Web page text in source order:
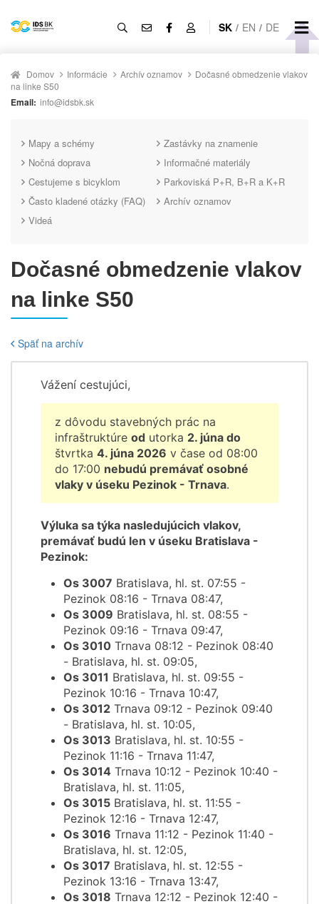
SK / EN / DE
Domov Informácie Archív oznamov
Dočasné obmedzenie vlakov
na linke S50
Email: info@idsbk.sk
Mapy a schémy
Zastávky na znamenie
Nočná doprava
Informačné materiály
Cestujeme s bicyklom
Parkoviská P+R, B+R a K+R
Často kladené otázky (FAQ)
Archív oznamov
Videá
Dočasné obmedzenie vlakov
na linke S50
Späť na archív
Vážení cestujúci,
z dôvodu stavebných prác na
infraštruktúre od utorka 2. júna do
štvrtka 4. júna 2026 v čase od 08:00
do 17:00 nebudú premávať osobné
vlaky v úseku Pezinok - Trnava.
Výluka sa týka nasledujúcich vlakov,
premávať budú len v úseku Bratislava -
Pezinok:
Os 3007 Bratislava, hl. st. 07:55 -
Pezinok 08:16 - Trnava 08:47,
Os 3009 Bratislava, hl. st. 08:55 -
Pezinok 09:16 - Trnava 09:47,
Os 3010 Trnava 08:12 - Pezinok 08:40
- Bratislava, hl. st. 09:05,
Os 3011 Bratislava, hl. st. 09:55 -
Pezinok 10:16 - Trnava 10:47,
Os 3012 Trnava 09:12 - Pezinok 09:40
- Bratislava, hl. st. 10:05,
Os 3013 Bratislava, hl. st. 10:55 -
Pezinok 11:16 - Trnava 11:47,
Os 3014 Trnava 10:12 - Pezinok 10:40 -
Bratislava, hl. st. 11:05,
Os 3015 Bratislava, hl. st. 11:55 -
Pezinok 12:16 - Trnava 12:47,
Os 3016 Trnava 11:12 - Pezinok 11:40 -
Bratislava, hl. st. 12:05,
Os 3017 Bratislava, hl. st. 12:55 -
Pezinok 13:16 - Trnava 13:47,
Os 3018 Trnava 12:12 - Pezinok 12:40 -